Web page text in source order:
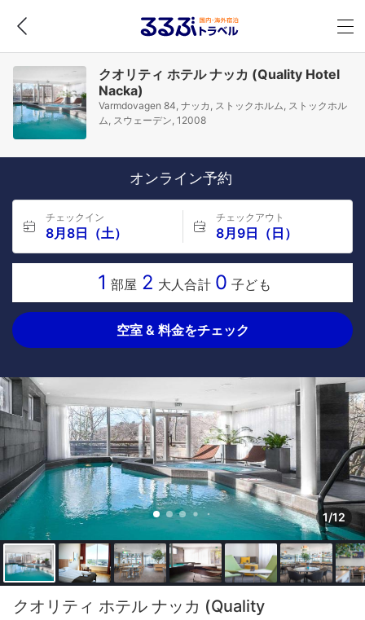
クオリティ ホテル ナッカ (Quality Hotel
Nacka)
Varmdovagen 84, ナッカ, ストックホルム, ストックホル
ム, スウェーデン, 12008
オンライン予約
チェックイン
8月8日（土）
チェックアウト
8月9日（日）
1 部屋 2 大人合計 0 子ども
空室 & 料金をチェック
1/12
クオリティ ホテル ナッカ (Quality
星評価 3つ星